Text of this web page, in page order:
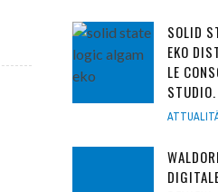
SOLID
EKO
LE
STUDIO.